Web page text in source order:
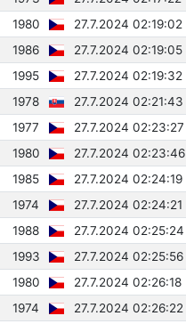
1980 27.7.2024 02:19:02
1986 27.7.2024 02:19:05
1995 27.7.2024 02:19:32
1978 27.7.2024 02:21:43
1977 27.7.2024 02:23:27
1980 27.7.2024 02:23:46
1985 27.7.2024 02:24:19
1974 27.7.2024 02:24:21
1988 27.7.2024 02:25:24
1993 27.7.2024 02:25:56
1980 27.7.2024 02:26:18
1974 27.7.2024 02:26:22